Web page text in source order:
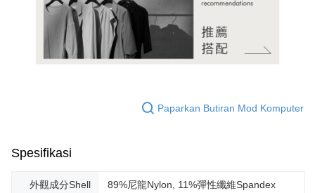
Paparkan Butiran Mod Komputer
Spesifikasi
外觀成分Shell
89%尼龍Nylon, 11%彈性纖維Spandex